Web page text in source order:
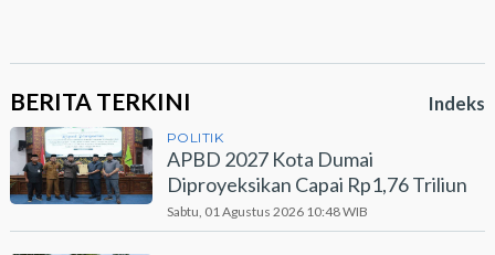
BERITA TERKINI Indeks
POLITIK
APBD 2027 Kota Dumai
Diproyeksikan Capai Rp1,76 Triliun
Sabtu, 01 Agustus 2026 10:48 WIB